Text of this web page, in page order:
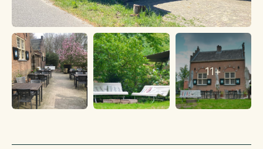
Staat van onderhoud
De staat van onderhoud is goed.
Vrijstelling
Er is met ingang van 21 augustus 2015 een vrijstelling
verleend door de gemeente Utrechtse Heuvelrug voor een
horeca-exploiatievergunning.
Huurovereenkomst
Huurovereenkomst conform het ROZ model 2012 Winkelruimte
Het gehuurde
11+